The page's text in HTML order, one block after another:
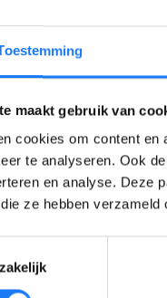
maakt gebruik van
cookies om content
te analyseren. Ook
en analyse. Deze
ze hebben